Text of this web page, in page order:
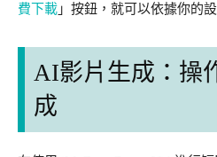
費下載 」按鈕，就可以依據你的
AI影片生成：操
成